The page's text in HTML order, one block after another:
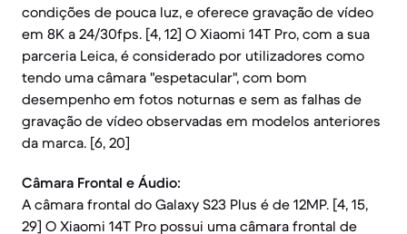
condições de pouca luz, e oferece gravação de vídeo
em 8K a 24/30fps. [4, 12] O Xiaomi 14T Pro, com a sua
parceria Leica, é considerado por utilizadores como
tendo uma câmara "espetacular", com bom
desempenho em fotos noturnas e sem as falhas de
gravação de vídeo observadas em modelos anteriores
da marca. [6, 20]
Câmara Frontal e Áudio:
A câmara frontal do Galaxy S23 Plus é de 12MP. [4, 15,
29] O Xiaomi 14T Pro possui uma câmara frontal de